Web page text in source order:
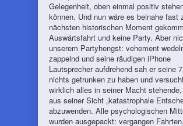
Gelegenheit, oben einmal positiv
können. Und nun wäre es beinahe fast
nächsten historischen Moment
Auswärtsfahrt und keine Party. Aber
unserem Partyhengst: vehement
zappelnd und seine räudigen iPhone
Lautsprecher aufdrehend sah er seine
nichts getrunken zu haben und
wirklich alles in seiner Macht
aus seiner Sicht „katastrophale
abzuwenden. Alle psychologischen
wurden ausgepackt: vergangen Fahrten,